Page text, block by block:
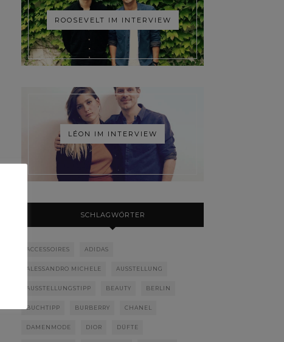
ROOSEVELT IM INTERVIEW
LÉON IM INTERVIEW
SCHLAGWÖRTER
ACCESSOIRES ADIDAS
ALESSANDRO MICHELE AUSSTELLUNG
AUSSTELLUNGSTIPP BEAUTY BERLIN
BUCHTIPP BURBERRY CHANEL
DAMENMODE DIOR DÜFTE